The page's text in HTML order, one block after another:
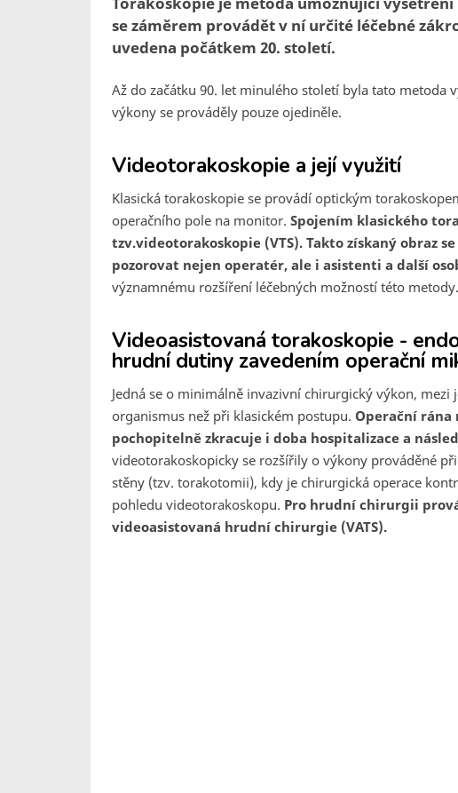
se záměrem provádět v ní určité léčebné
uvedena počátkem 20. století.
Až do začátku 90. let minulého století byla tato metoda
výkony se prováděly pouze ojediněle.
Videotorakoskopie a její využití
Klasická torakoskopie se provádí optickým
operačního pole na monitor. Spojením klasického
tzv.videotorakoskopie (VTS). Takto získaný obraz
pozorovat nejen operatér, ale i asistenti a další
významnému rozšíření léčebných možností této metody.
Videoasistovaná torakoskopie -
hrudní dutiny zavedením operační
Jedná se o minimálně invazivní chirurgický výkon,
organismus než při klasickém postupu. Operační rána
pochopitelně zkracuje i doba hospitalizace a
videotorakoskopicky se rozšířily o výkony prováděné
stěny (tzv. torakotomii), kdy je chirurgická operace
pohledu videotorakoskopu. Pro hrudní chirurgii
videoasistovaná hrudní chirurgie (VATS).